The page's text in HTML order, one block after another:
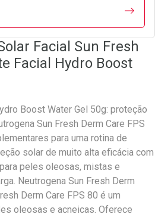
Facial Sun Fresh
Facial Hydro Boost
Boost Water Gel 50g: proteção
Sun Fresh Derm Care FPS
para uma rotina de
solar de muito alta eficácia com
peles oleosas, mistas e
Neutrogena Sun Fresh Derm
Derm Care FPS 80 é um
oleosas e acneicas. Oferece